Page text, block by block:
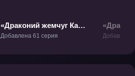
«Драконий жемчуг Кай
(2014)» ТВ-1
Добавлена 61 серия
Супер»
Добавлена